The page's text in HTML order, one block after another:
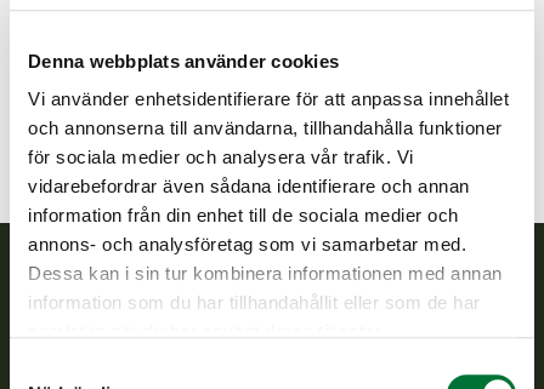
Denna webbplats använder cookies
Vi använder enhetsidentifierare för att anpassa innehållet
och annonserna till användarna, tillhandahålla funktioner
för sociala medier och analysera vår trafik. Vi
vidarebefordrar även sådana identifierare och annan
information från din enhet till de sociala medier och
annons- och analysföretag som vi samarbetar med.
Dessa kan i sin tur kombinera informationen med annan
information som du har tillhandahållit eller som de har
Uleåborg
ii@rhy.riista.fi
Finlands viltcentral